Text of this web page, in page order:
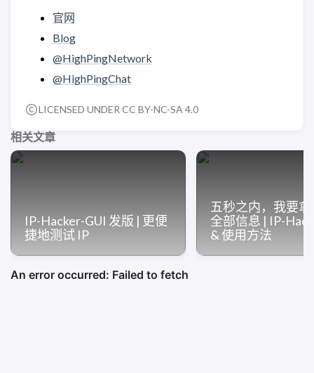
官网
Blog
@HighPingNetwork
@HighPingChat
LICENSED UNDER CC BY-NC-SA 4.0
相关文章
IP-Hacker-GUI 发版 | 更便
捷地测试 IP
五秒之内，我要拿
全部信息 | IP-
& 使用方法